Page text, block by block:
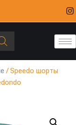
/ Speedo шорты